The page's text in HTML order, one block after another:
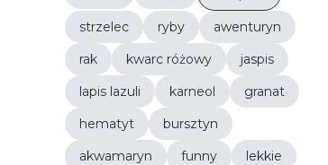
strzelec ryby
awenturyn
rak
kwarc różowy
jaspis
lapis lazuli
karneol
granat
hematyt
bursztyn
akwamaryn
funny
lekkie